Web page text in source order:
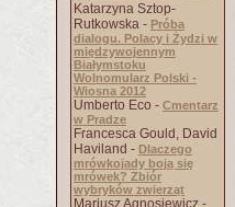
Katarzyna Sztop-
Rutkowska - Próba
dialogu. Polacy i Żydzi w
międzywojennym
Białymstoku
Wolnomularz Polski -
Wiosna 2012
Umberto Eco - Cmentarz
w Pradze
Francesca Gould, David
Haviland - Dlaczego
mrówkojady boją się
mrówek? Zbiór
wybryków zwierząt
Mariusz Agnosiewicz -